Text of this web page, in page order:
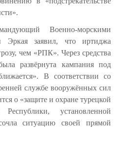
Военно-морскими
Эркая заявил, что иртиджа
чем «РПК». Через средства
развёрнута кампания под
В соответствии со
службе вооружённых сил
о «защите и охране турецкой
установленной
ситуацию своей прямой